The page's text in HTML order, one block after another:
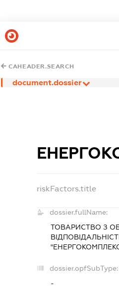
CAHEADER.SEARCH
document.dossier
riskFactors.title
dossier.fullName:
ТОВАРИСТВО З
dossier.opfSubType:
-